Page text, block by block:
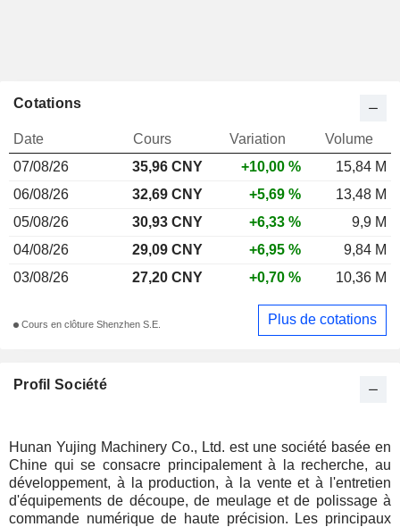
Profil Société
Hunan Yujing Machinery Co., Ltd. est une société basée en
Chine qui se consacre principalement à la recherche, au
développement, à la production, à la vente et à l'entretien
d'équipements de découpe, de meulage et de polissage à
commande numérique de haute précision. Les principaux
Cotations
Date Cours Variation
Volume
07/08/26
35,96 CNY +10,00 %
15,84 M
06/08/26
32,69 CNY +5,69 %
13,48 M
05/08/26
30,93 CNY +6,33 %
9,9 M
04/08/26
29,09 CNY +6,95 %
9,84 M
03/08/26
27,20 CNY +0,70 % 10,36 M
Cours en clôture Shenzhen S.E. Plus de cotations